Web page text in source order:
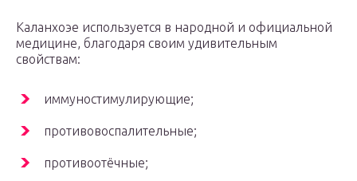
Каланхоэе используется в народной и официальной
медицине, благодаря своим удивительным
свойствам:
иммуностимулирующие;
противовоспалительные;
противоотёчные;